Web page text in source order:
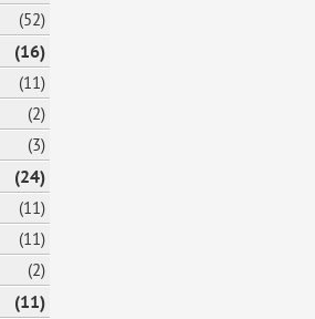
(52)
(16)
(11)
(2)
(3)
(24)
(11)
(11)
(2)
(11)